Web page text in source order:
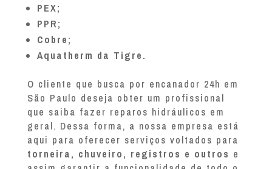
PEX;
PPR;
Cobre;
Aquatherm da Tigre.
O cliente que busca por encanador 24h em
São Paulo deseja obter um profissional
que saiba fazer reparos hidráulicos em
geral. Dessa forma, a nossa empresa está
aqui para oferecer serviços voltados para
torneira, chuveiro, registros e outros e